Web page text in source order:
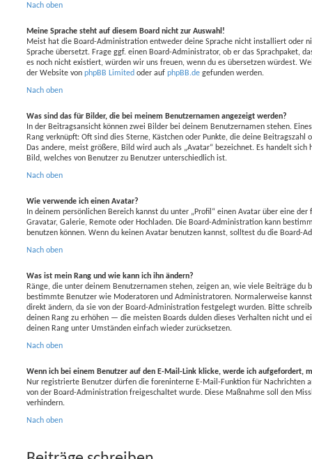
Nach oben
Meine Sprache steht auf diesem Board nicht zur Auswahl!
Meist hat die Board-Administration entweder deine Sprache nicht installiert oder
Sprache übersetzt. Frage ggf. einen Board-Administrator, ob er das Sprachpaket,
es noch nicht existiert, würden wir uns freuen, wenn du es übersetzen würdest.
der Website von phpBB Limited oder auf phpBB.de gefunden werden.
Nach oben
Was sind das für Bilder, die bei meinem Benutzernamen angezeigt werden?
In der Beitragsansicht können zwei Bilder bei deinem Benutzernamen stehen.
Rang verknüpft: Oft sind dies Sterne, Kästchen oder Punkte, die deine Beitragszahl
Das andere, meist größere, Bild wird auch als „Avatar“ bezeichnet. Es handelt
Bild, welches von Benutzer zu Benutzer unterschiedlich ist.
Nach oben
Wie verwende ich einen Avatar?
In deinem persönlichen Bereich kannst du unter „Profil“ einen Avatar über eine
Gravatar, Galerie, Remote oder Hochladen. Die Board-Administration kann
benutzen können. Wenn du keinen Avatar benutzen kannst, solltest du die Board-
Nach oben
Was ist mein Rang und wie kann ich ihn ändern?
Ränge, die unter deinem Benutzernamen stehen, zeigen an, wie viele Beiträge
bestimmte Benutzer wie Moderatoren und Administratoren. Normalerweise
direkt ändern, da sie von der Board-Administration festgelegt wurden. Bitte
deinen Rang zu erhöhen — die meisten Boards dulden dieses Verhalten nicht und
deinen Rang unter Umständen einfach wieder zurücksetzen.
Nach oben
Wenn ich bei einem Benutzer auf den E-Mail-Link klicke, werde ich aufgefordert,
Nur registrierte Benutzer dürfen die foreninterne E-Mail-Funktion für Nachrichten
von der Board-Administration freigeschaltet wurde. Diese Maßnahme soll den
verhindern.
Nach oben